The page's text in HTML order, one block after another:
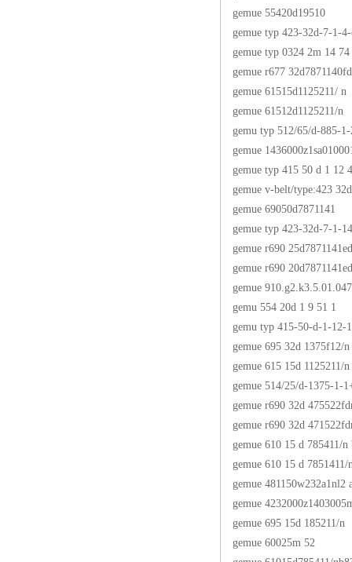
gemue 55420d19510
gemue typ 423-32d-7-1-
gemue typ 0324 2m 14
gemue r677
gemue 61515d1125211/ n
gemue 61512d1125211/n
gemu typ 512/65/d-885-
gemue
gemue typ 415 50 d 1 12
gemue v-belt/type:423
gemue 69050d7871141
gemue typ 423-32d-7-1-
gemue r690
gemue r690
gemue
gemu 554 20d 1 9 51 1
gemu typ 415-50-d-1-12-
gemue 695 32d 1375f12/n
gemue 615 15d 1125211/n
gemue 514/25/d-1375-1-
gemue r690 32d
gemue r690 32d
gemue 610 15 d 785411/n
gemue 610 15 d 7851411/
gemue 481150w232a1nl2
gemue
gemue 695 15d 185211/n
gemue 60025m 52